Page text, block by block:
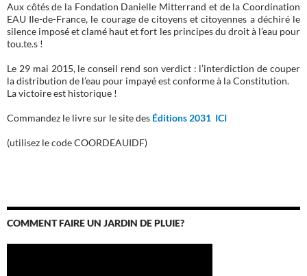
Aux côtés de la Fondation Danielle Mitterrand et de la Coordination
EAU Ile-de-France, le courage de citoyens et citoyennes a déchiré le
silence imposé et clamé haut et fort les principes du droit à l’eau pour
tou.te.s !
Le 29 mai 2015, le conseil rend son verdict : l’interdiction de couper
la distribution de l’eau pour impayé est conforme à la Constitution.
La victoire est historique !
Commandez le livre sur le site des Éditions 2031 ICI
(utilisez le code COORDEAUIDF)
COMMENT FAIRE UN JARDIN DE PLUIE?